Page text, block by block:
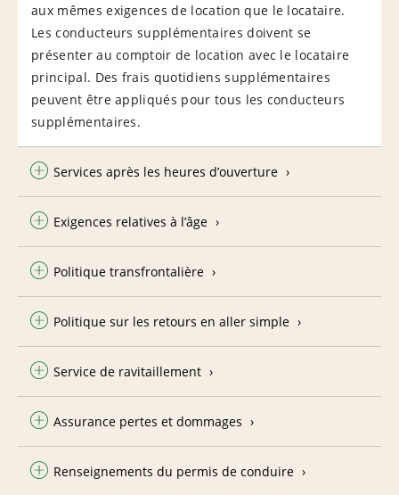
aux mêmes exigences de location que le locataire.
Les conducteurs supplémentaires doivent se
présenter au comptoir de location avec le locataire
principal. Des frais quotidiens supplémentaires
peuvent être appliqués pour tous les conducteurs
supplémentaires.
Services après les heures d’ouverture
Exigences relatives à l’âge
Politique transfrontalière
Politique sur les retours en aller simple
Service de ravitaillement
Assurance pertes et dommages
Renseignements du permis de conduire